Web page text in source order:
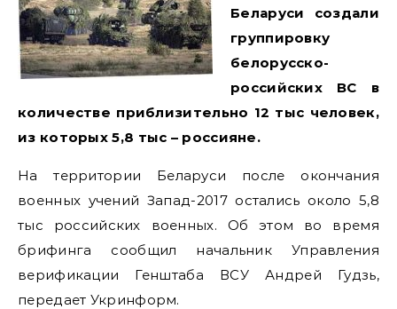
Беларуси создали
группировку
белорусско-
российских ВС в
количестве приблизительно 12 тыс человек,
из которых 5,8 тыс – россияне.
На территории Беларуси после окончания
военных учений Запад-2017 остались около 5,8
тыс российских военных. Об этом во время
брифинга сообщил начальник Управления
верификации Генштаба ВСУ Андрей Гудзь,
передает Укринформ.